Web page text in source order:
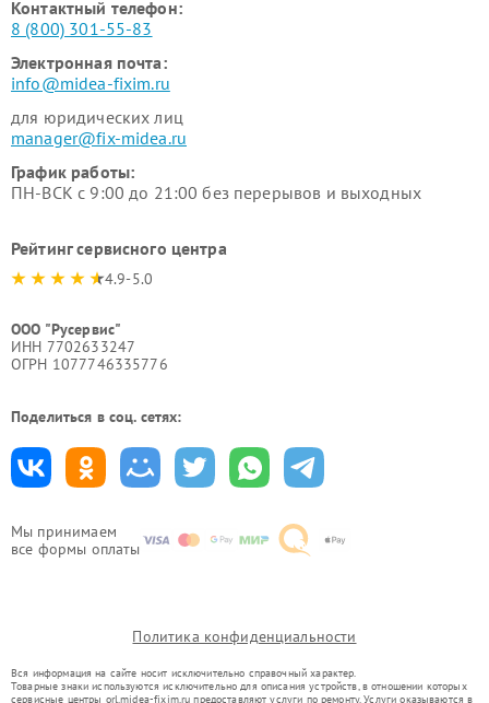
Мы принимаем
все формы оплаты
Контактный телефон:
8 (800) 301-55-83
Электронная почта:
info@midea-fixim.ru
для юридических лиц
manager@fix-midea.ru
График работы:
ПН-ВСК с 9:00 до 21:00 без перерывов и выходных
Рейтинг сервисного центра
4.9-5.0
ООО "Русервис"
ИНН 7702633247
ОГРН 1077746335776
Поделиться в соц. сетях:
Политика конфиденциальности
Вся информация на сайте носит исключительно справочный характер.
Товарные знаки используются исключительно для описания устройств, в отношении которых
сервисные центры orl.midea-fixim.ru предоставляют услуги по ремонту. Услуги оказываются в